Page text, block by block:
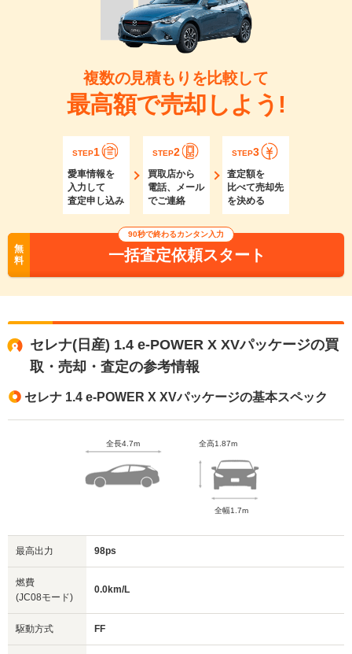
複数の見積もりを比較して
最高額で売却しよう!
STEP1
愛車情報を
入力して
査定申し込み
STEP2
買取店から
電話、メール
でご連絡
STEP3
査定額を
比べて売却先
を決める
無
料
90秒で終わるカンタン入力
一括査定依頼スタート
セレナ(日産) 1.4 e-POWER X XVパッケージの買
取・売却・査定の参考情報
セレナ 1.4 e-POWER X XVパッケージの基本スペック
全長4.7m 全高1.87m
全幅1.7m
最高出力 98ps
燃費
(JC08モード)
0.0km/L
駆動方式 FF